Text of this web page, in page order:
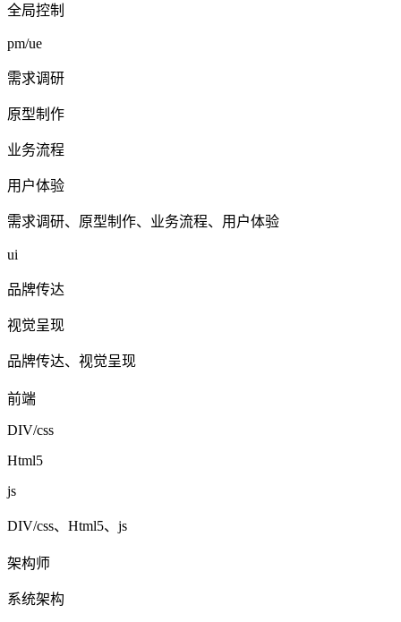
全局控制
pm/ue
需求调研
原型制作
业务流程
用户体验
需求调研、原型制作、业务流程、用户体验
ui
品牌传达
视觉呈现
品牌传达、视觉呈现
前端
DIV/css
Html5
js
DIV/css、Html5、js
架构师
系统架构